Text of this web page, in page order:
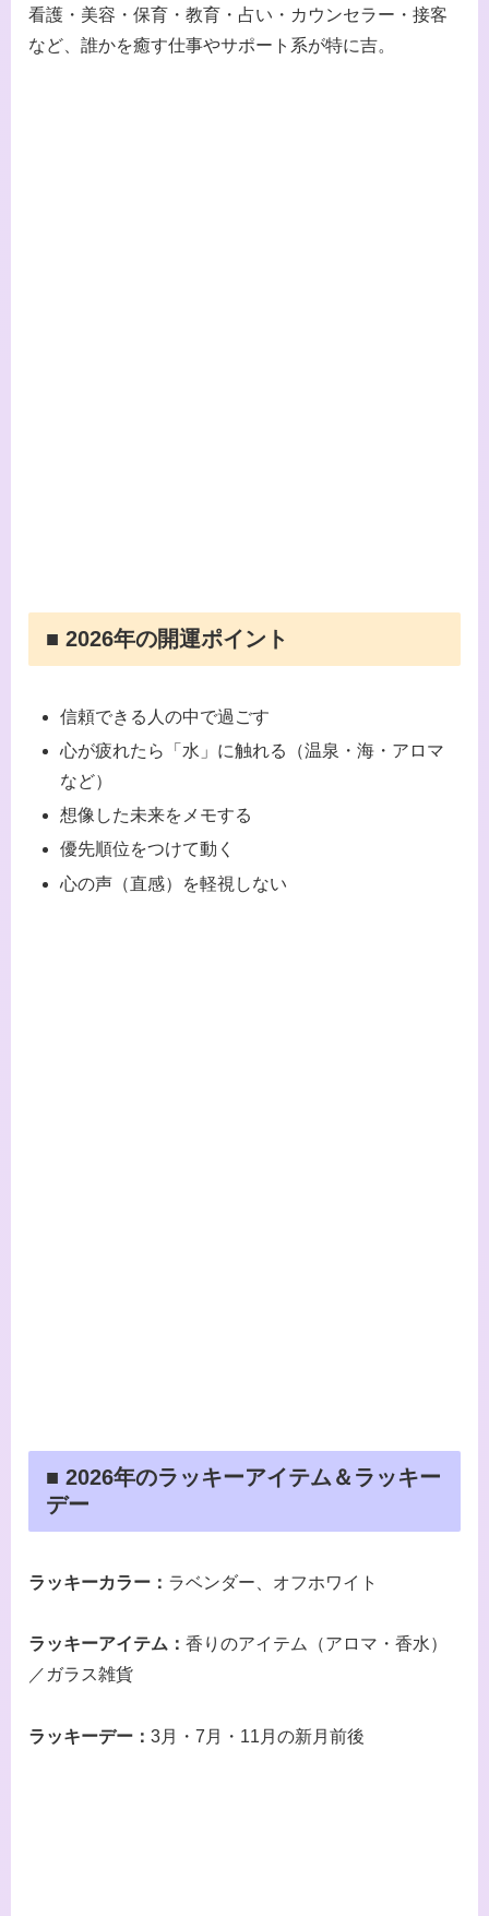
看護・美容・保育・教育・占い・カウンセラー・接客
など、誰かを癒す仕事やサポート系が特に吉。
■ 2026年の開運ポイント
信頼できる人の中で過ごす
心が疲れたら「水」に触れる（温泉・海・アロマ
など）
想像した未来をメモする
優先順位をつけて動く
心の声（直感）を軽視しない
■ 2026年のラッキーアイテム＆ラッキー
デー
ラッキーカラー： ラベンダー、オフホワイト
ラッキーアイテム： 香りのアイテム（アロマ・香水）
／ガラス雑貨
ラッキーデー： 3月・7月・11月の新月前後